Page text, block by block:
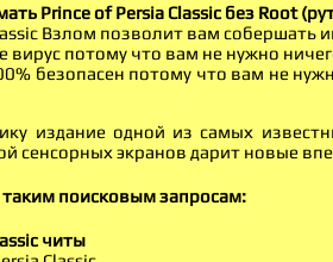
Prince of Persia Classic без Root
Взлом позволит вам собершать
вирус потому что вам не нужно
безопасен потому что вам не
издание одной из самых
сенсорных экранов дарит новые
таким поисковым запросам:
читы